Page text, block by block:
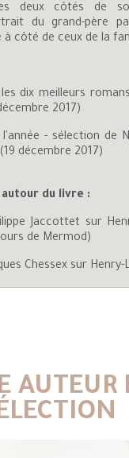
deux côtés de
du grand-père
côté de ceux de la
dix meilleurs
2017)
- sélection de
(19 décembre 2017)
du livre :
Jaccottet sur
de Mermod)
Chessex sur
AUTEUR